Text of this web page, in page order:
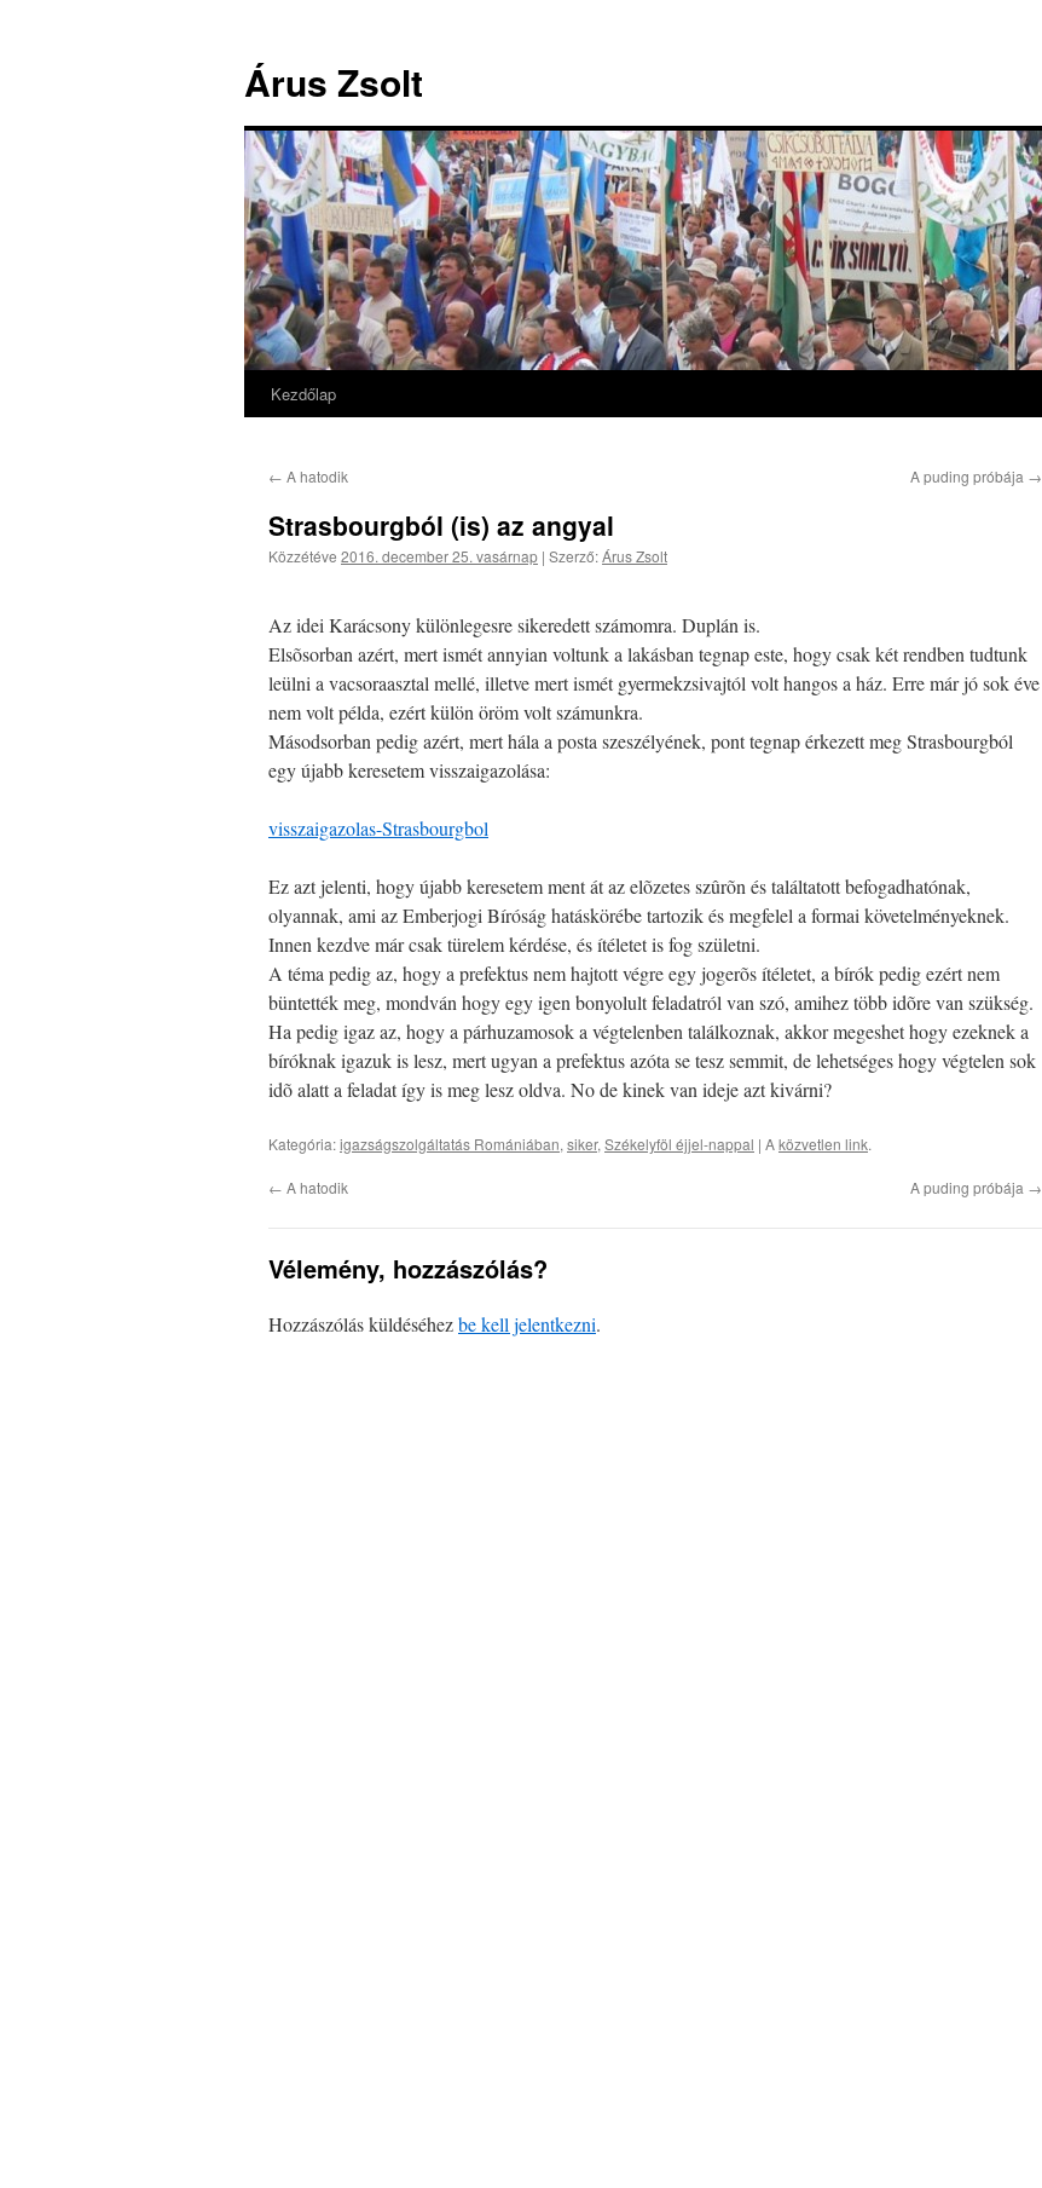
Árus Zsolt
Kilépés
tartalomba
Kezdőlap
← A hatodik A puding próbája →
Strasbourgból (is) az angyal
Közzétéve 2016. december 25. vasárnap | Szerző:Árus Zsolt
Az idei Karácsony különlegesre sikeredett számomra. Duplán is.
Elsõsorban azért, mert ismét annyian voltunk a lakásban tegnap este, hogy csak két rendben tudtunk
leülni a vacsoraasztal mellé, illetve mert ismét gyermekzsivajtól volt hangos a ház. Erre már jó sok éve
nem volt példa, ezért külön öröm volt számunkra.
Másodsorban pedig azért, mert hála a posta szeszélyének, pont tegnap érkezett meg Strasbourgból
egy újabb keresetem visszaigazolása:
visszaigazolas-Strasbourgbol
Ez azt jelenti, hogy újabb keresetem ment át az elõzetes szûrõn és találtatott befogadhatónak,
olyannak, ami az Emberjogi Bíróság hatáskörébe tartozik és megfelel a formai követelményeknek.
Innen kezdve már csak türelem kérdése, és ítéletet is fog születni.
A téma pedig az, hogy a prefektus nem hajtott végre egy jogerõs ítéletet, a bírók pedig ezért nem
büntették meg, mondván hogy egy igen bonyolult feladatról van szó, amihez több idõre van szükség.
Ha pedig igaz az, hogy a párhuzamosok a végtelenben találkoznak, akkor megeshet hogy ezeknek a
bíróknak igazuk is lesz, mert ugyan a prefektus azóta se tesz semmit, de lehetséges hogy végtelen sok
idõ alatt a feladat így is meg lesz oldva. No de kinek van ideje azt kivárni?
Kategória:igazságszolgáltatás Romániában, siker, Székelyföl éjjel-nappal | Aközvetlen link.
← A hatodik A puding próbája →
Vélemény, hozzászólás?
Hozzászólás küldéséhezbe kell jelentkezni.